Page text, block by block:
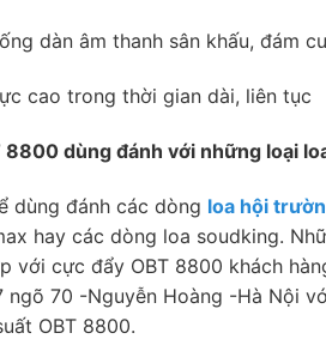
dàn âm thanh sân khấu, đám
cao trong thời gian dài, liên tục
8800 dùng đánh với những loại
dùng đánh các dòng loa hội
hay các dòng loa soudking.
với cực đẩy OBT 8800 khách
70 -Nguyễn Hoàng -Hà Nội
OBT 8800.